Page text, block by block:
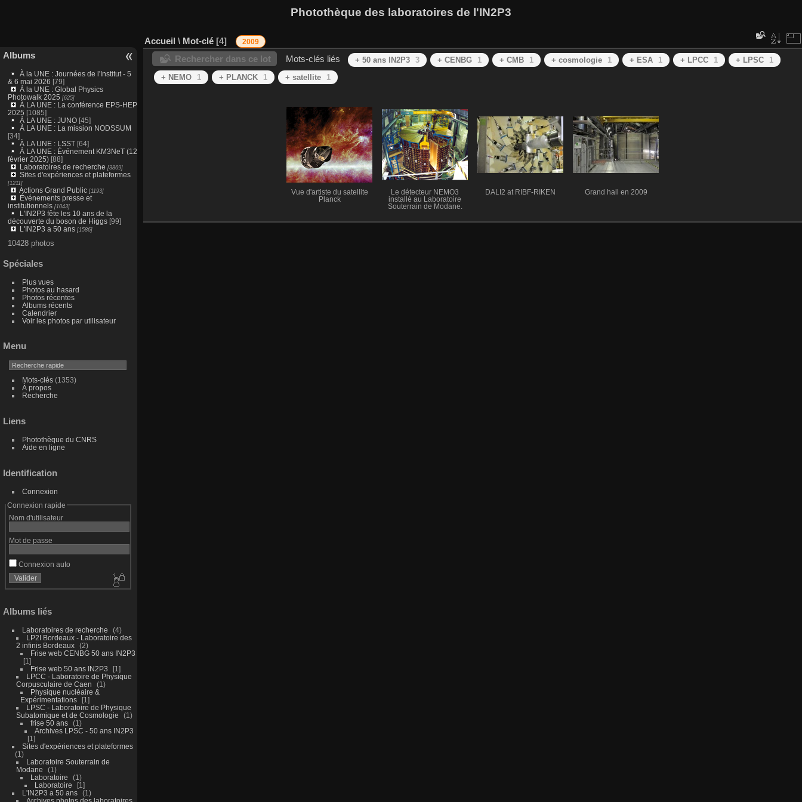
Photothèque des laboratoires de l'IN2P3
Albums
À la UNE : Journées de l'Institut - 5
& 6 mai 2026 [79]
À la UNE : Global Physics
Photowalk 2025 [625]
À LA UNE : La conférence EPS-HEP
2025 [1085]
À LA UNE : JUNO [45]
À LA UNE : La mission NODSSUM
[34]
À LA UNE : LSST[64]
À LA UNE : Événement KM3NeT (12
février 2025)[88]
Laboratoires de recherche [3869]
Sites d'expériences et plateformes
[1211]
Actions Grand Public[1193]
Événements presse et
institutionnels[1043]
L'IN2P3 fête les 10 ans de la
découverte du boson de Higgs[99]
L'IN2P3 a 50 ans[1586]
10428 photos
Spéciales
Plus vues
Photos au hasard
Photos récentes
Albums récents
Calendrier
Voir les photos par utilisateur
Menu
Mots-clés(1353)
À propos
Recherche
Liens
Photothèque du CNRS
Aide en ligne
Identification
Connexion
Connexion rapide
Nom d'utilisateur
Mot de passe
Connexion auto
Albums liés
Laboratoires de recherche
4
LP2I Bordeaux - Laboratoire des
2 infinis Bordeaux
2
Frise web CENBG 50 ans IN2P3
1
Frise web 50 ans IN2P3
1
LPCC - Laboratoire de Physique
Corpusculaire de Caen
1
Physique nucléaire &
Expérimentations
1
LPSC - Laboratoire de Physique
Subatomique et de Cosmologie
1
frise 50 ans
1
Archives LPSC - 50 ans IN2P3
1
Sites d'expériences et plateformes
1
Laboratoire Souterrain de
Modane
1
Laboratoire
1
Laboratoire
1
L'IN2P3 a 50 ans
1
Archives photos des laboratoires
Accueil \ Mot-clé 4 2009
Rechercher dans ce lot Mots-clés liés + 50 ans IN2P3 3 + CENBG 1 + CMB 1 + cosmologie 1 + ESA 1 + LPCC 1 + LPSC
1
+ NEMO
1 + PLANCK 1 + satellite 1
Vue d'artiste du satellite
Planck
Le détecteur NEMO3
installé au Laboratoire
Souterrain de Modane.
DALI2 at RIBF-RIKEN Grand hall en 2009